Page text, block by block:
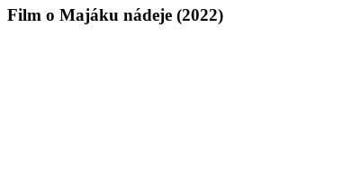
Film o Majáku nádeje (2022)